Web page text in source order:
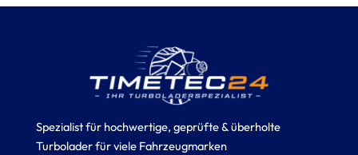
Spezialist für hochwertige, geprüfte & überholte
Turbolader für viele Fahrzeugmarken